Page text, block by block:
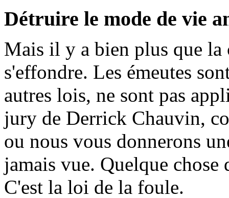
Détruire le mode de vie
Mais il y a bien plus que la
s'effondre. Les émeutes
autres lois, ne sont pas
jury de Derrick Chauvin,
ou nous vous donnerons
jamais vue. Quelque
C'est la loi de la foule.